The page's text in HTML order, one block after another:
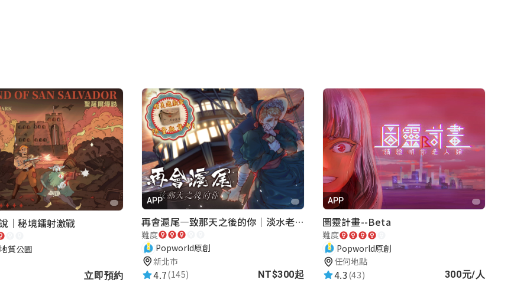
｜秘境鐳射激戰
質公園
立即預約
APP
再會滬尾—致那天之後的你｜淡水老街實境遊戲｜實體遊戲盒
難度
Popworld原創
新北市
4.7(145) NT$300起
APP
圖靈計畫--Beta
難度
Popworld原創
任何地點
4.3(43) 300元/人